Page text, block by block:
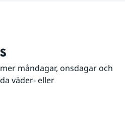
måndagar, onsdagar och
väder- eller